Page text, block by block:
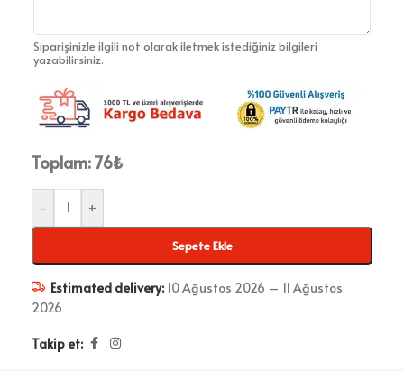
Siparişinizle ilgili not olarak iletmek istediğiniz bilgileri
yazabilirsiniz.
Toplam:76₺
- +
Sepete Ekle
Estimated delivery: 10 Ağustos 2026 – 11 Ağustos
2026
Takip et: